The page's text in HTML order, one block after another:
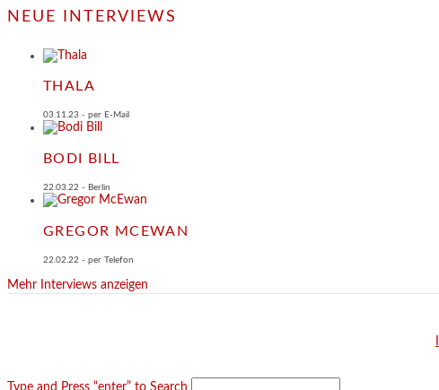
NEUE INTERVIEWS
THALA
03.11.23 - per E-Mail
BODI BILL
22.03.22 - Berlin
GREGOR MCEWAN
22.02.22 - per Telefon
Mehr Interviews anzeigen
Type and Press “enter” to Search